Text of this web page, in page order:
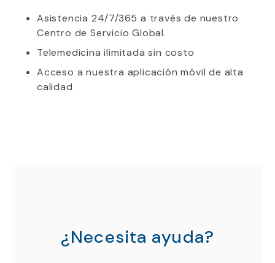
Asistencia 24/7/365 a través de nuestro
Centro de Servicio Global.
Telemedicina ilimitada sin costo
Acceso a nuestra aplicación móvil de alta
calidad
¿Necesita ayuda?